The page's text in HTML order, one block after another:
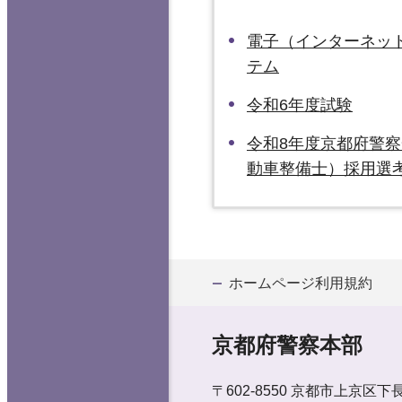
電子（インターネッ
テム
令和6年度試験
令和8年度京都府警
動車整備士）採用選
ホームページ利用規約
京都府警察本部
〒602-8550 京都市上京区下